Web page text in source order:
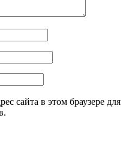
сайта в этом браузере для